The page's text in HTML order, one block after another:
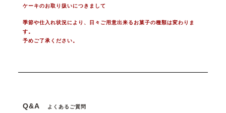
ケーキのお取り扱いにつきまして
季節や仕入れ状況により、日々ご用意出来るお菓子の種類は変わりま
す。
予めご了承ください。
Q&A よくあるご質問